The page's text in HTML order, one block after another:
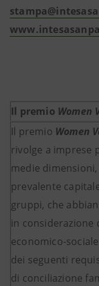
Il premio Women
Il premio Women
rivolge a imprese
medie
prevalente
gruppi, che
in considerazione
economico-
dei seguenti
di conciliazione